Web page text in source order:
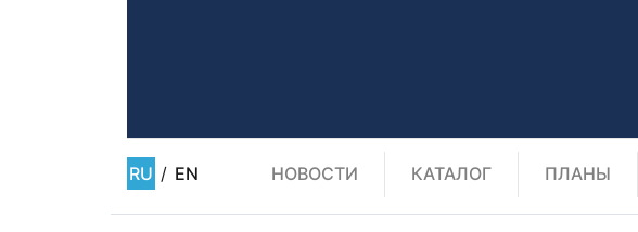
RU / EN НОВОСТИ КАТАЛОГ ПЛАНЫ